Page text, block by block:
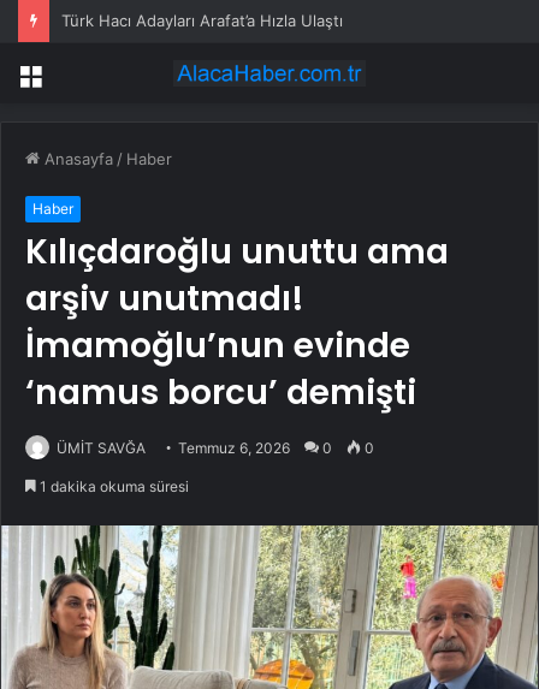
Türk Hacı Adayları Arafat’a Hızla Ulaştı
Menü
Anasayfa / Haber
Haber
Kılıçdaroğlu unuttu ama
arşiv unutmadı!
İmamoğlu’nun evinde
‘namus borcu’ demişti
ÜMİT SAVĞA Temmuz 6, 2026 0 0
1 dakika okuma süresi